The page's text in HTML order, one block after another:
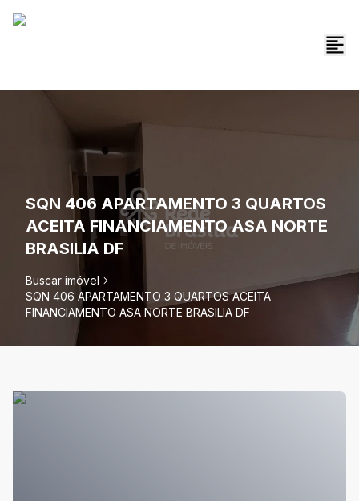
SQN 406 APARTAMENTO 3 QUARTOS
ACEITA FINANCIAMENTO ASA NORTE
BRASILIA DF
Buscar imóvel
SQN 406 APARTAMENTO 3 QUARTOS ACEITA
FINANCIAMENTO ASA NORTE BRASILIA DF